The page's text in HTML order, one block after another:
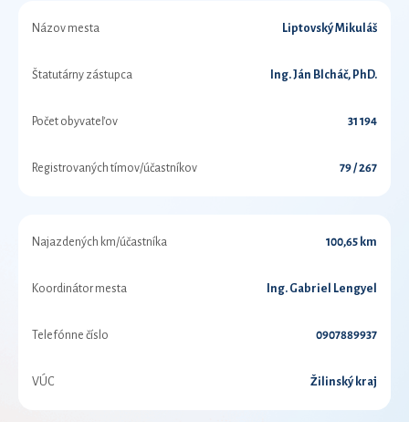
Názov mesta Liptovský Mikuláš
Štatutárny zástupca Ing. Ján Blcháč, PhD.
Počet obyvateľov 31 194
Registrovaných tímov/účastníkov 79 / 267
Najazdených km/účastníka 100,65 km
Koordinátor mesta Ing. Gabriel Lengyel
Telefónne číslo 0907889937
VÚC Žilinský kraj